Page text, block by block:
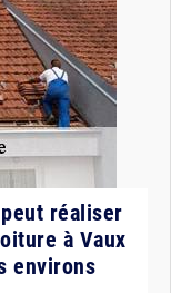
réaliser
à Vaux
environs